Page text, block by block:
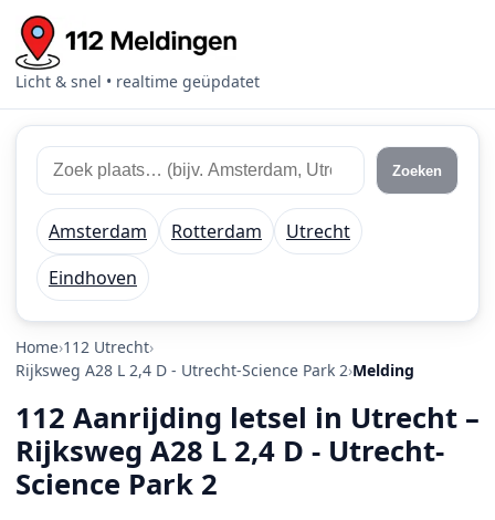
Licht & snel • realtime geüpdatet
Zoek 112 meldingen
Zoek plaats of regio Zoeken
Amsterdam Rotterdam
Utrecht
Eindhoven
Home 112 Utrecht
Rijksweg A28 L 2,4 D - Utrecht-Science Park 2 Melding
112 Aanrijding letsel in Utrecht –
Rijksweg A28 L 2,4 D - Utrecht-
Science Park 2